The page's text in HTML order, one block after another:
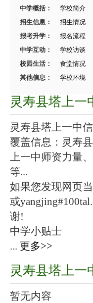
中学概括： 学校简介
招生信息：
招生情况
报考升学：
报名流程
中学互动：
学校访谈
校园生活：
食堂情况
其他信息：
学校环境
灵寿县塔上一
灵寿县塔上一中
覆盖信息：灵寿
上一中师资力量
等...
如果您发现网页
或
谢!
中学小贴士
... 更多>>
灵寿县塔上一
暂无内容